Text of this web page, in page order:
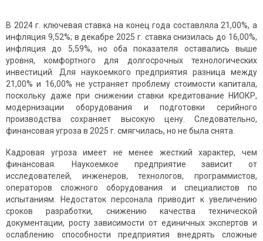
В 2024 г. ключевая ставка на конец года составляла 21,00%, а
инфляция 9,52%; в декабре 2025 г. ставка снизилась до 16,00%,
инфляция до 5,59%, но оба показателя оставались выше
уровня, комфортного для долгосрочных технологических
инвестиций. Для наукоемкого предприятия разница между
21,00% и 16,00% не устраняет проблему стоимости капитала,
поскольку даже при снижении ставки кредитование НИОКР,
модернизации оборудования и подготовки серийного
производства сохраняет высокую цену. Следовательно,
финансовая угроза в 2025 г. смягчилась, но не была снята.
Кадровая угроза имеет не менее жесткий характер, чем
финансовая. Наукоемкое предприятие зависит от
исследователей, инженеров, технологов, программистов,
операторов сложного оборудования и специалистов по
испытаниям. Недостаток персонала приводит к увеличению
сроков разработки, снижению качества технической
документации, росту зависимости от единичных экспертов и
ослаблению способности предприятия внедрять сложные